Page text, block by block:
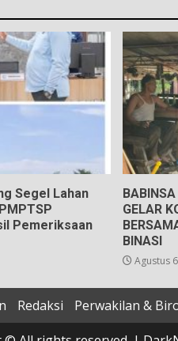
Segel Lahan
Pemeriksaan
GELAR
BINASI
Agustus
Redaksi Perwakilan &